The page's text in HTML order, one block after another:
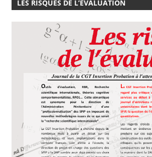
LES RISQUES DE L’ÉVALUATION